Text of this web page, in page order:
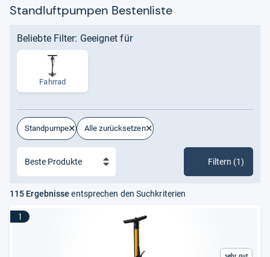
die aktuell besten Standluftpumpen aus
Note 1,7 bewertet. Aktuellan der Spitze
Airboost 2.0.
Standluftpumpen Bestenliste
Beliebte Filter: Geeignet für
Fahrrad
Standpumpe Alle zurücksetzen
Filtern (1)
115 Ergebnisse entsprechen den Suchkriterien
1
Sehr gut